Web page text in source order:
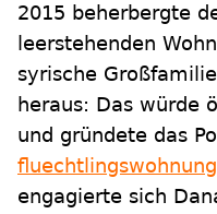
2015 beherbergte
leerstehenden
syrische
heraus: Das würde
und gründete das
engagierte sich